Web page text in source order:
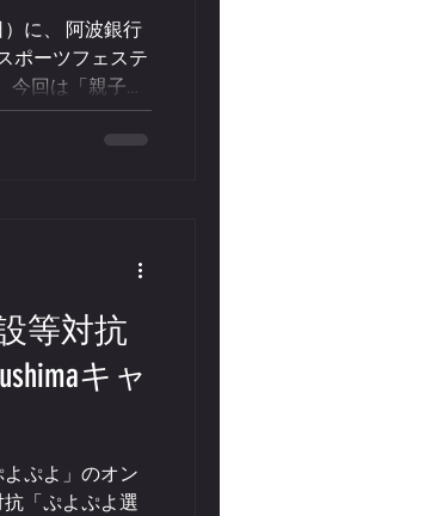
戦会 事
）に、 阿波銀行
ポーツフェステ
今回は「親子で
ポーツ対戦会
タースポーツ体
、徳島のまち
を開催します。
バル「闘電街
～16:00 会場：
新町商店街、籠
島eスポーツ協
スも多数出展！
と高専学生団体
等対抗
キャ
ぷよ」のオン
「ぷよぷよ選